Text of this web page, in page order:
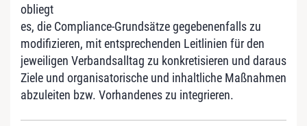
obliegt
es, die Compliance-Grundsätze gegebenenfalls zu
modifizieren, mit entsprechenden Leitlinien für den
jeweiligen Verbandsalltag zu konkretisieren und daraus
Ziele und organisatorische und inhaltliche Maßnahmen
abzuleiten bzw. Vorhandenes zu integrieren.